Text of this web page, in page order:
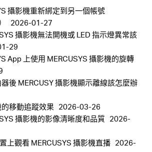
攝影機重新綁定到另一個帳號
2026-01-27
攝影機無法開機或 LED 指示燈異常該
29
App 上使用 MERCUSYS 攝影機的旋轉
後 MERCUSY 攝影機顯示離線該怎麼辦
移動追蹤效果 2026-03-26
攝影機的影像清晰度和品質 2026-
上觀看 MERCUSYS 攝影機直播 2026-